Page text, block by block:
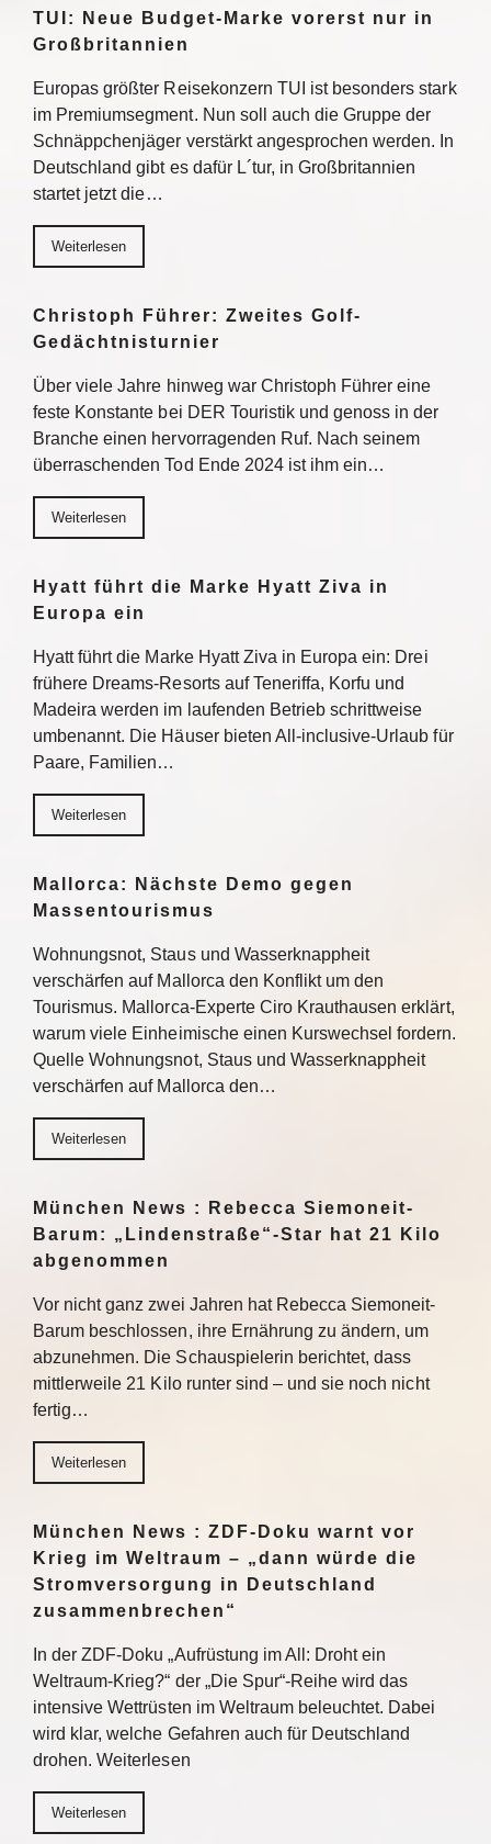
TUI: Neue Budget-Marke vorerst nur in
Großbritannien
Europas größter Reisekonzern TUI ist besonders stark
im Premiumsegment. Nun soll auch die Gruppe der
Schnäppchenjäger verstärkt angesprochen werden. In
Deutschland gibt es dafür L´tur, in Großbritannien
startet jetzt die…
Weiterlesen
Christoph Führer: Zweites Golf-
Gedächtnisturnier
Über viele Jahre hinweg war Christoph Führer eine
feste Konstante bei DER Touristik und genoss in der
Branche einen hervorragenden Ruf. Nach seinem
überraschenden Tod Ende 2024 ist ihm ein…
Weiterlesen
Hyatt führt die Marke Hyatt Ziva in
Europa ein
Hyatt führt die Marke Hyatt Ziva in Europa ein: Drei
frühere Dreams-Resorts auf Teneriffa, Korfu und
Madeira werden im laufenden Betrieb schrittweise
umbenannt. Die Häuser bieten All-inclusive-Urlaub für
Paare, Familien…
Weiterlesen
Mallorca: Nächste Demo gegen
Massentourismus
Wohnungsnot, Staus und Wasserknappheit
verschärfen auf Mallorca den Konflikt um den
Tourismus. Mallorca-Experte Ciro Krauthausen erklärt,
warum viele Einheimische einen Kurswechsel fordern.
Quelle Wohnungsnot, Staus und Wasserknappheit
verschärfen auf Mallorca den…
Weiterlesen
München News : Rebecca Siemoneit-
Barum: „Lindenstraße“-Star hat 21 Kilo
abgenommen
Vor nicht ganz zwei Jahren hat Rebecca Siemoneit-
Barum beschlossen, ihre Ernährung zu ändern, um
abzunehmen. Die Schauspielerin berichtet, dass
mittlerweile 21 Kilo runter sind – und sie noch nicht
fertig…
Weiterlesen
München News : ZDF-Doku warnt vor
Krieg im Weltraum – „dann würde die
Stromversorgung in Deutschland
zusammenbrechen“
In der ZDF-Doku „Aufrüstung im All: Droht ein
Weltraum-Krieg?“ der „Die Spur“-Reihe wird das
intensive Wettrüsten im Weltraum beleuchtet. Dabei
wird klar, welche Gefahren auch für Deutschland
drohen. Weiterlesen
Weiterlesen